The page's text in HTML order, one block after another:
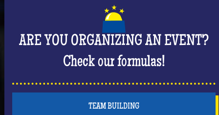
ARE YOU ORGANIZING AN EVENT?
Check our formulas!
TEAM BUILDING